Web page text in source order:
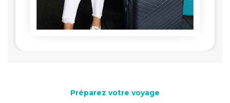
Préparez votre voyage